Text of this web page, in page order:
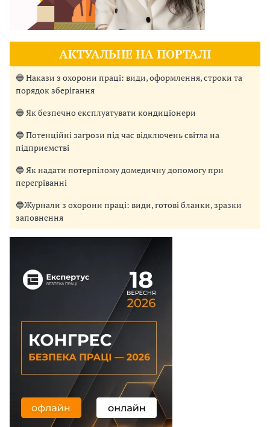
АКТУАЛЬНЕ НА ПОРТАЛІ
🔵 Накази з охорони праці: види, оформлення, строки та
порядок зберігання
🔵 Як безпечно експлуатувати кондиціонери
🔵 Потенційні загрози під час відключень світла на
підприємстві
🔵 Як надати потерпілому домедичну допомогу при
перегріванні
🔵Журнали з охорони праці: види, готові бланки, зразки
заповнення